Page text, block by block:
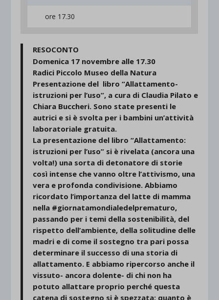
ore 17.30
RESOCONTO
Domenica 17 novembre alle 17.30
Radici Piccolo Museo della Natura
Presentazione del libro “Allattamento-
istruzioni per l’uso”, a cura di Claudia Pilato e
Chiara Buccheri. Sono state presenti le
autrici e si è svolta per i bambini un’attività
laboratoriale gratuita.
La presentazione del libro “Allattamento:
istruzioni per l’uso” si è rivelata (ancora una
volta!) una sorta di detonatore di storie
così intense che vanno oltre l’attivismo, una
vera e profonda condivisione. Abbiamo
ricordato l’importanza del latte di mamma
nella #giornatamondialedelprematuro,
passando per i temi della sostenibilità, del
rispetto dell’ambiente, della solitudine delle
madri e di come il sostegno tra pari possa
determinare il successo di una storia di
allattamento. E abbiamo ripercorso anche il
vissuto- ancora dolente- di chi non ha
potuto allattare proprio perché questa
catena di sostegno si è spezzata: quanto è